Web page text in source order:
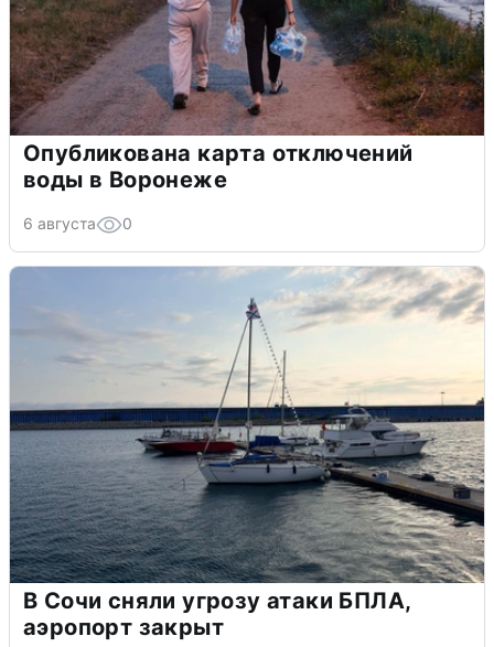
Опубликована карта отключений
воды в Воронеже
6 августа 0
В Сочи сняли угрозу атаки БПЛА,
аэропорт закрыт